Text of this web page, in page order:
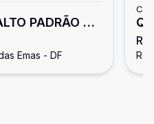
PADRÃO 3
GARAGEM
E FGTS
Emas - DF